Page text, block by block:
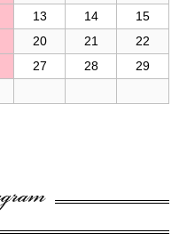
13 14
15
20 21
22
27 28
29